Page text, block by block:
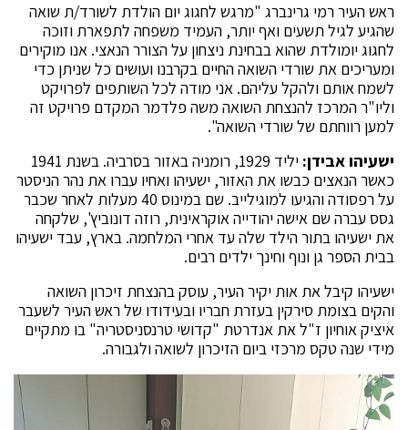
ראש העיר רמי גרינברג "מרגש לחגוג יום הולדת לשורד/ת שואה
שהגיע לגיל תשעים ואף יותר, העמיד משפחה לתפארת וזוכה
לחגוג יומולדת שהוא בבחינת ניצחון על הצורר הנאצי. אנו מוקירים
ומעריכים את שורדי השואה החיים בקרבנו ועושים כל שניתן כדי
לשמח אותם ולהקל עליהם. אני מודה לכל השותפים לפרויקט
וליו"ר המרכז להנצחת השואה משה פלדמר המקדם פרויקט זה
למען רווחתם של שורדי השואה".
ישעיהו אבידן:
יליד 1929, רומניה באזור בסרביה. בשנת 1941
כאשר הנאצים כבשו את האזור, ישעיהו ואחיו עברו את נהר הניסטר
על רפסודה והגיעו למוגילייב. שם במינוס 40 מעלות לאחר שכבר
גסס עברה שם אישה יהודייה אוקראינית, רוזה דונוביץ', שלקחה
את ישעיהו בתור הילד שלה עד אחרי המלחמה. בארץ, עבד ישעיהו
בבית הספר גן ונוף וחינך ילדים רבים.
ישעיהו קיבל את אות יקיר העיר, עוסק בהנצחת זיכרון השואה
והקים בצומת סירקין בעזרת חבריו ובעידודו של ראש העיר לשעבר
איציק אוחיון ז"ל את אנדרטת "קדושי טרנסניסטריה" בו מתקיים
מידי שנה טקס מרכזי ביום הזיכרון לשואה ולגבורה.